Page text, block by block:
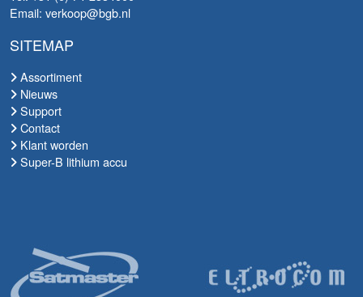
Email: verkoop@bgb.nl
SITEMAP
Assortiment
Nieuws
Support
Contact
Klant worden
Super-B lithium accu